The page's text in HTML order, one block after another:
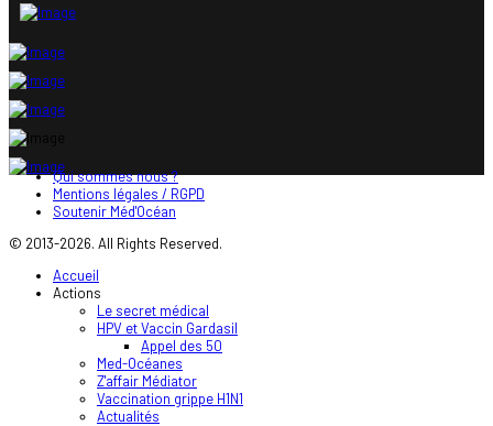
Qui sommes nous ?
Mentions légales / RGPD
Soutenir Méd'Océan
© 2013-2026. All Rights Reserved.
Accueil
Actions
Le secret médical
HPV et Vaccin Gardasil
Appel des 50
Med-Océanes
Z'affair Médiator
Vaccination grippe H1N1
Actualités